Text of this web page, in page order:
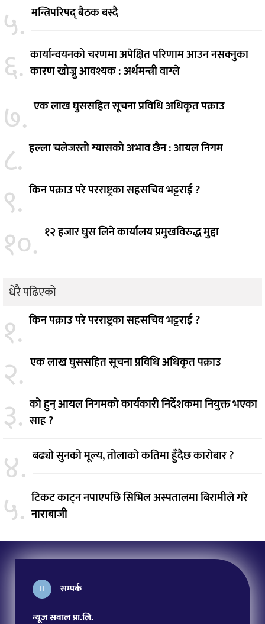
५. मन्त्रिपरिषद् बैठक बस्दै
६. कार्यान्वयनको चरणमा अपेक्षित परिणाम आउन नसक्नुका
कारण खोज्नु आवश्यक : अर्थमन्त्री वाग्ले
७. एक लाख घुससहित सूचना प्रविधि अधिकृत पक्राउ
८. हल्ला चलेजस्तो ग्यासको अभाव छैन : आयल निगम
९. किन पक्राउ परे परराष्ट्रका सहसचिव भट्टराई ?
१०. १२ हजार घुस लिने कार्यालय प्रमुखविरुद्ध मुद्दा
धेरै पढिएको
१. किन पक्राउ परे परराष्ट्रका सहसचिव भट्टराई ?
२. एक लाख घुससहित सूचना प्रविधि अधिकृत पक्राउ
३. को हुन् आयल निगमको कार्यकारी निर्देशकमा नियुक्त भएका
साह ?
४. बढ्यो सुनको मूल्य, तोलाको कतिमा हुँदैछ कारोबार ?
५. टिकट काट्न नपाएपछि सिभिल अस्पतालमा बिरामीले गरे
नाराबाजी
सम्पर्क
न्यूज सवाल प्रा.लि.